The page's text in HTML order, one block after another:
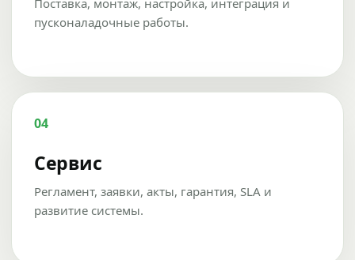
Поставка, монтаж, настройка, интеграция и
пусконаладочные работы.
04
Сервис
Регламент, заявки, акты, гарантия, SLA и
развитие системы.